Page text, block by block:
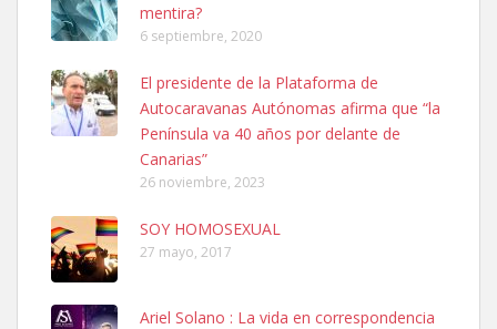
SHIBA PERDIDO AVDA JOSE MESA Y LOPEZ
PERRO MACHO RAZA SHIBA CON MICROCHIP PERDIDO HOY
06/07/2025 ZONA MESA Y LOPEZ. ES MUY ASUSTADIZO
Leales.org » Gran Canaria
mentira?
6 septiembre, 2020
El presidente de la Plataforma de
Autocaravanas Autónomas afirma que “la
Península va 40 años por delante de
Canarias”
26 noviembre, 2023
SOY HOMOSEXUAL
27 mayo, 2017
Ariel Solano : La vida en correspondencia